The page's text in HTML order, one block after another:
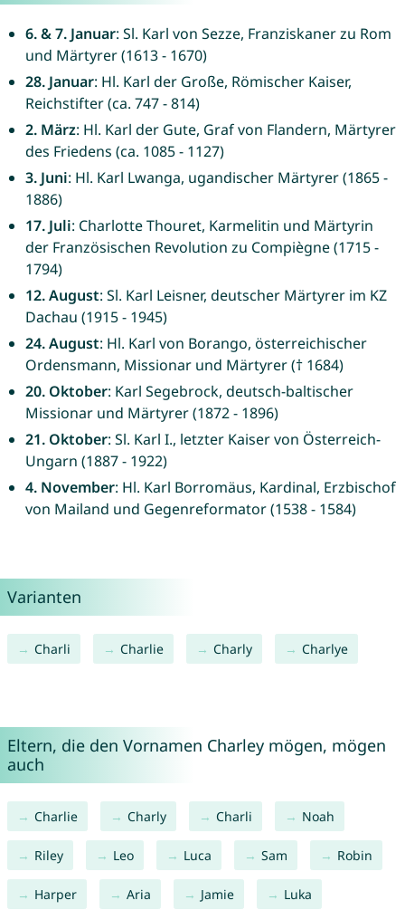
6. & 7. Januar: Sl. Karl von Sezze, Franziskaner zu Rom
und Märtyrer (1613 - 1670)
28. Januar: Hl. Karl der Große, Römischer Kaiser,
Reichstifter (ca. 747 - 814)
2. März: Hl. Karl der Gute, Graf von Flandern, Märtyrer
des Friedens (ca. 1085 - 1127)
3. Juni: Hl. Karl Lwanga, ugandischer Märtyrer (1865 -
1886)
17. Juli: Charlotte Thouret, Karmelitin und Märtyrin
der Französischen Revolution zu Compiègne (1715 -
1794)
12. August: Sl. Karl Leisner, deutscher Märtyrer im KZ
Dachau (1915 - 1945)
24. August: Hl. Karl von Borango, österreichischer
Ordensmann, Missionar und Märtyrer († 1684)
20. Oktober: Karl Segebrock, deutsch-baltischer
Missionar und Märtyrer (1872 - 1896)
21. Oktober: Sl. Karl I., letzter Kaiser von Österreich-
Ungarn (1887 - 1922)
4. November: Hl. Karl Borromäus, Kardinal, Erzbischof
von Mailand und Gegenreformator (1538 - 1584)
Varianten
Charli Charlie Charly Charlye
Eltern, die den Vornamen Charley mögen, mögen
auch
Charlie Charly Charli Noah
Riley Leo Luca Sam Robin
Harper Aria Jamie Luka